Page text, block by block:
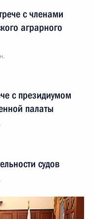
с членами
аграрного
с президиумом
палаты
судов